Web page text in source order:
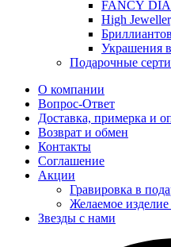
FANCY
High
Украшения
Подарочные
О компании
Вопрос-Ответ
Доставка, примерка и
Возврат и обмен
Контакты
Соглашение
Акции
Гравировка в
Желаемое изделие
Звезды с нами